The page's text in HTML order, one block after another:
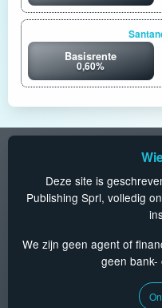
Basisrente
0,60%
Deze site is
Publishing Sprl, volledig
We zijn geen agent of
geen